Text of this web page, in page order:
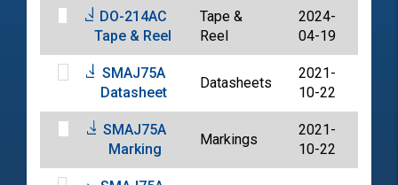
DO-214AC
Tape & Reel
Tape &
Reel
2024-
04-19
SMAJ75A
Datasheet
Datasheets
2021-
10-22
SMAJ75A
Marking
Markings
2021-
10-22